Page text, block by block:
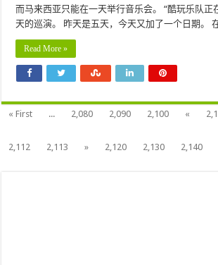
而马来西亚只能在一天举行音乐会。 “酷玩乐队正
天的巡演。 昨天是五天，今天又加了一个日期。
Read More »
« First ... 2,080 2,090 2,100 «
2,112
2,113 » 2,120 2,130 2,140